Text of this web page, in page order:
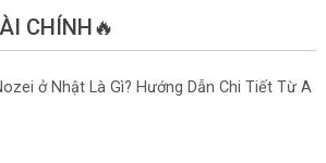
CHÍNH🔥
ở Nhật Là Gì? Hướng Dẫn Chi Tiết Từ A